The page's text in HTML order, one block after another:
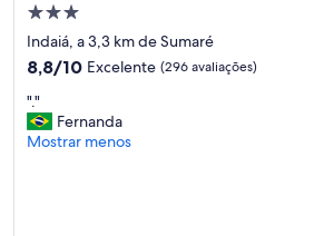
Propriedade
3.0
estrelas
Indaiá, a 3,3 km de Sumaré
8.8
10,
Excelente,
(296
8,8/10 Excelente (296 avaliações)
"
.
"
"."
Fernanda
Mostrar menos